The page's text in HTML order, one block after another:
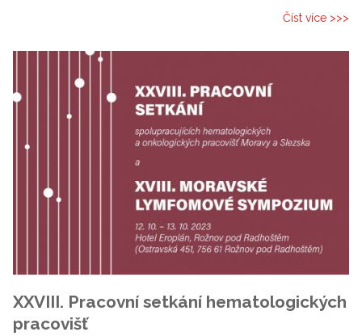
Číst více >>>
XXVIII. Pracovní setkání hematologických
pracovišť